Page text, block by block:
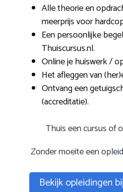
Alle theorie en
meerprijs voor
Een persoonlijke
Thuiscursus.nl.
Online je huiswerk /
Het afleggen van
Ontvang een
(accreditatie).
Thuis een cursus of
Zonder moeite een
Bekijk opleidingen